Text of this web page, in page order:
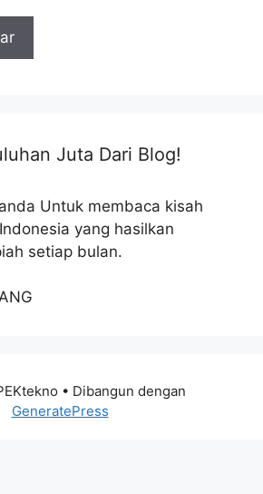
Juta Dari Blog!
Untuk membaca kisah
yang hasilkan
setiap bulan.
• Dibangun dengan
GeneratePress